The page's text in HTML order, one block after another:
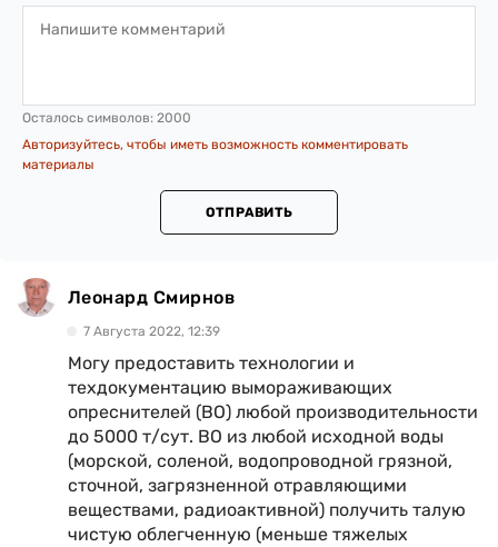
Осталось символов: 2000
Авторизуйтесь, чтобы иметь возможность комментировать
материалы
ОТПРАВИТЬ
Леонард Смирнов
7 Августа 2022, 12:39
Могу предоставить технологии и
техдокументацию вымораживающих
опреснителей (ВО) любой производительности
до 5000 т/сут. ВО из любой исходной воды
(морской, соленой, водопроводной грязной,
сточной, загрязненной отравляющими
веществами, радиоактивной) получить талую
чистую облегченную (меньше тяжелых